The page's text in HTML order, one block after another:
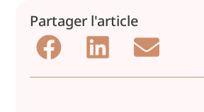
Partager l'article